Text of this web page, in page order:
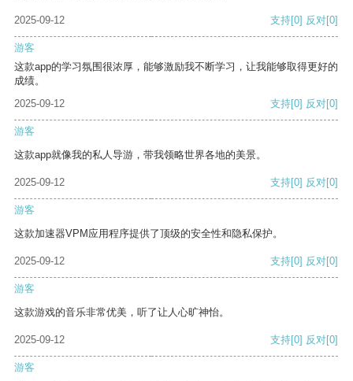
2025-09-12 支持[0] 反对[0]
游客
这款app的学习氛围很浓厚，能够激励我不断学习，让我能够取得更好的
成绩。
2025-09-12
支持[0] 反对[0]
游客
这款app就像我的私人导游，带我领略世界各地的美景。
2025-09-12 支持[0] 反对[0]
游客
这款加速器VPM应用程序提供了顶级的安全性和隐私保护。
2025-09-12 支持[0] 反对[0]
游客
这款游戏的音乐非常优美，听了让人心旷神怡。
2025-09-12 支持[0] 反对[0]
游客